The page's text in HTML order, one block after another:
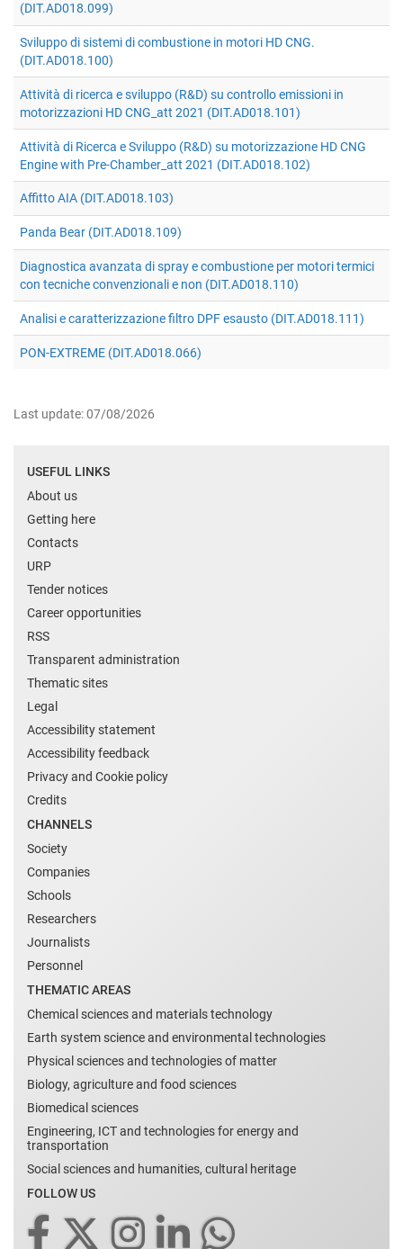
(DIT.AD018.099)
Sviluppo di sistemi di combustione in motori HD CNG.
(DIT.AD018.100)
Attività di ricerca e sviluppo (R&D) su controllo emissioni in
motorizzazioni HD CNG_att 2021 (DIT.AD018.101)
Attività di Ricerca e Sviluppo (R&D) su motorizzazione HD CNG
Engine with Pre-Chamber_att 2021 (DIT.AD018.102)
Affitto AIA (DIT.AD018.103)
Panda Bear (DIT.AD018.109)
Diagnostica avanzata di spray e combustione per motori termici
con tecniche convenzionali e non (DIT.AD018.110)
Analisi e caratterizzazione filtro DPF esausto (DIT.AD018.111)
PON-EXTREME (DIT.AD018.066)
Last update: 07/08/2026
USEFUL LINKS
About us
Getting here
Contacts
URP
Tender notices
Career opportunities
RSS
Transparent administration
Thematic sites
Legal
Accessibility statement
Accessibility feedback
Privacy and Cookie policy
Credits
CHANNELS
Society
Companies
Schools
Researchers
Journalists
Personnel
THEMATIC AREAS
Chemical sciences and materials technology
Earth system science and environmental technologies
Physical sciences and technologies of matter
Biology, agriculture and food sciences
Biomedical sciences
Engineering, ICT and technologies for energy and
transportation
Social sciences and humanities, cultural heritage
FOLLOW US